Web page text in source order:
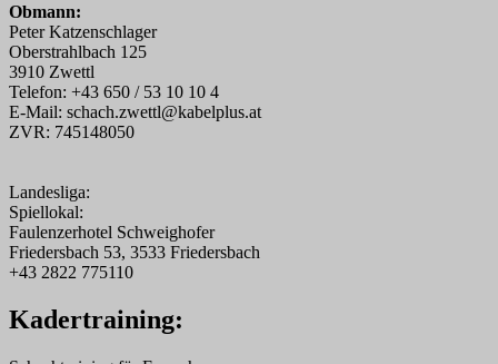
Obmann:
Peter Katzenschlager
Oberstrahlbach 125
3910 Zwettl
Telefon: +43 650 / 53 10 10 4
E-Mail: schach.zwettl@kabelplus.at
ZVR: 745148050
Landesliga:
Spiellokal:
Faulenzerhotel Schweighofer
Friedersbach 53, 3533 Friedersbach
+43 2822 775110
Kadertraining: